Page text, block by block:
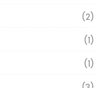
(2)
(1)
(1)